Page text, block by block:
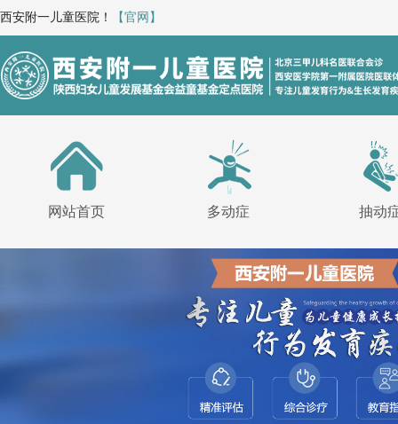
西安附一儿童医院！ 【官网】
网站首页 多动症 抽动